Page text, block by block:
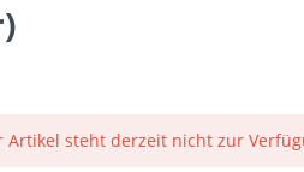
Artikel steht derzeit nicht zur